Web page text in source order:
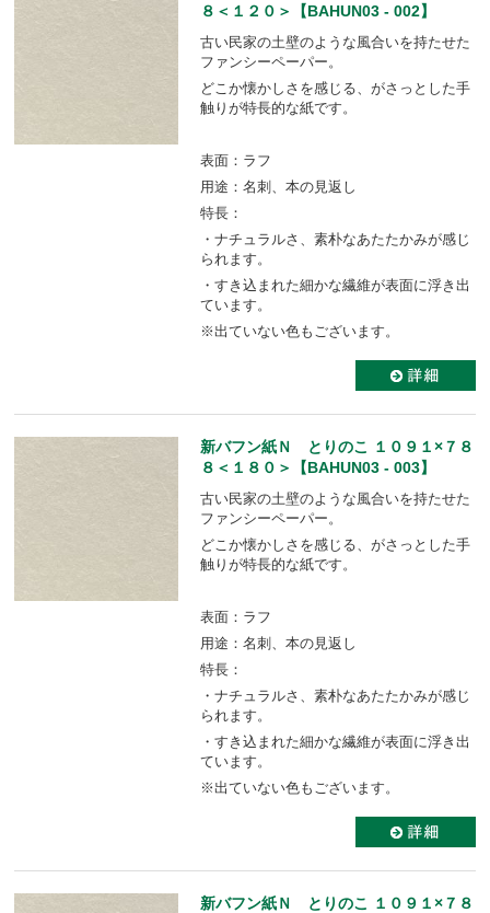
８＜１２０＞【BAHUN03 - 002】
古い民家の土壁のような風合いを持たせた
ファンシーペーパー。
どこか懐かしさを感じる、がさっとした手
触りが特長的な紙です。
表面：ラフ
用途：名刺、本の見返し
特長：
・ナチュラルさ、素朴なあたたかみが感じ
られます。
・すき込まれた細かな繊維が表面に浮き出
ています。
※出ていない色もございます。
新バフン紙Ｎ とりのこ １０９１×７８
８＜１８０＞【BAHUN03 - 003】
古い民家の土壁のような風合いを持たせた
ファンシーペーパー。
どこか懐かしさを感じる、がさっとした手
触りが特長的な紙です。
表面：ラフ
用途：名刺、本の見返し
特長：
・ナチュラルさ、素朴なあたたかみが感じ
られます。
・すき込まれた細かな繊維が表面に浮き出
ています。
※出ていない色もございます。
新バフン紙Ｎ とりのこ １０９１×７８